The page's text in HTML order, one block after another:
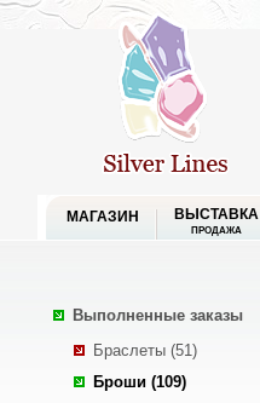
МАГАЗИН ВЫСТАВКА
ПРОДАЖА
Выполненные заказы
Браслеты (51)
Броши (109)